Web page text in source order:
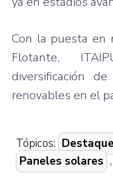
Con la puesta en
Flotante,
diversificación
renovables en el
Tópicos: Destaque
Paneles solares ,